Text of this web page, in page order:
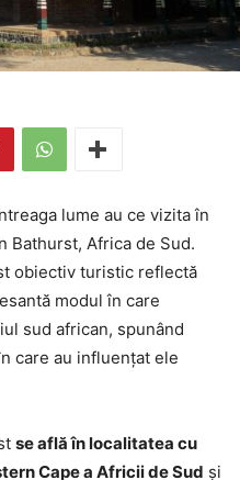
lume au ce vizita în
Bathurst, Africa de Sud.
obiectiv turistic reflectă
modul în care
sud african, spunând
care au influenţat ele
se află în localitatea cu
Cape a Africii de Sud şi